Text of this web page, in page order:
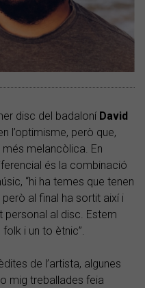
disc del badaloní David
l’optimisme, però que,
melancòlica. En
és la combinació
“hi ha temes que tenen
al final ha sortit així i
personal al disc. Estem
i un to ètnic”.
de l’artista, algunes
mig treballades feia